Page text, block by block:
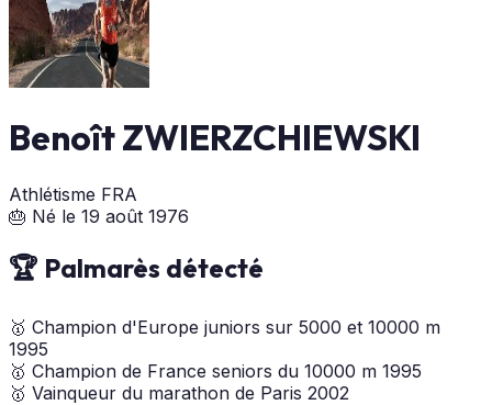
Benoît ZWIERZCHIEWSKI
Athlétisme FRA
🎂 Né le 19 août 1976
🏆 Palmarès détecté
🥇 Champion d'Europe juniors sur 5000 et 10000 m
1995
🥇 Champion de France seniors du 10000 m 1995
🥇 Vainqueur du marathon de Paris 2002